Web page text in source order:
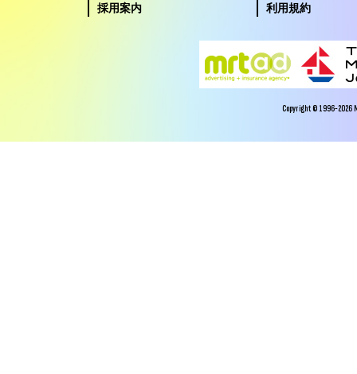
採用案内
利用規約
Copyright © 1996-2026